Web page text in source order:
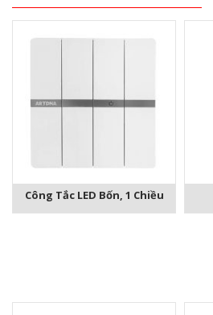
Công Tắc LED Bốn, 1 Chiều